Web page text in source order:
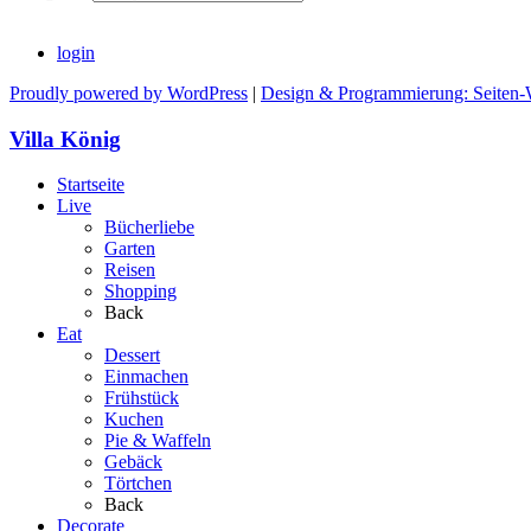
login
Proudly powered by WordPress | Design & Programmierung: Seiten-
Villa König
Startseite
Live
Bücherliebe
Garten
Reisen
Shopping
Back
Eat
Dessert
Einmachen
Frühstück
Kuchen
Pie & Waffeln
Gebäck
Törtchen
Back
Decorate